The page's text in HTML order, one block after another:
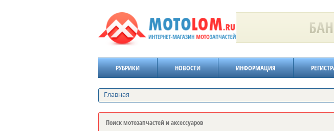
РУБРИКИ НОВОСТИ ИНФОРМАЦИЯ
Главная